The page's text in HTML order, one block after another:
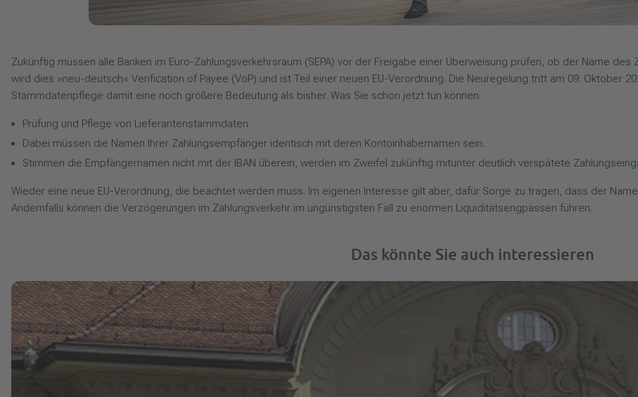
Zukünftig müssen alle Banken im Euro-Zahlungsverkehrsraum (SEPA) vor der Freigabe einer Überweisung prüfen, ob der Name
wird dies »neu-deutsch« Verification of Payee (VoP) und ist Teil einer neuen EU-Verordnung. Die Neuregelung tritt am 09. Oktober
Stammdatenpflege damit eine noch größere Bedeutung als bisher. Was Sie schon jetzt tun können:
Prüfung und Pflege von Lieferantenstammdaten
Dabei müssen die Namen Ihrer Zahlungsempfänger identisch mit deren Kontoinhabernamen sein.
Stimmen die Empfängernamen nicht mit der IBAN überein, werden im Zweifel zukünftig mitunter deutlich verspätete
Wieder eine neue EU-Verordnung, die beachtet werden muss. Im eigenen Interesse gilt aber, dafür Sorge zu tragen, dass der
Andernfalls können die Verzögerungen im Zahlungsverkehr im ungünstigsten Fall zu enormen Liquiditätsengpässen führen.
Das könnte Sie auch interessieren